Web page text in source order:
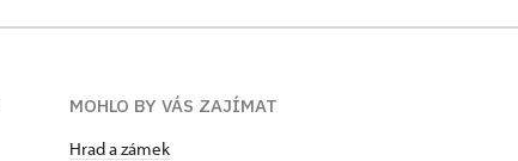
MOHLO BY VÁS ZAJÍMAT
Hrad a zámek